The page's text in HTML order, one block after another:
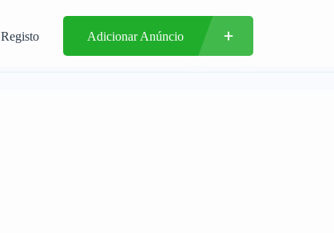
Registo Adicionar Anúncio